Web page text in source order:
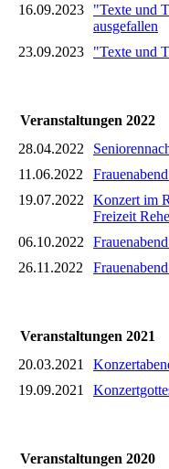
16.09.2023
"Texte und
ausgefallen
23.09.2023
"Texte und
Veranstaltungen 2022
28.04.2022
11.06.2022
19.07.2022
Konzert im
Freizeit Rehe
06.10.2022
26.11.2022
Veranstaltungen 2021
20.03.2021
19.09.2021
Veranstaltungen 2020